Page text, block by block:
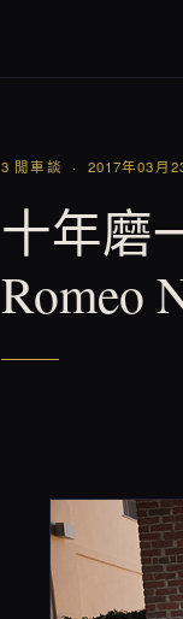
3 閒車談 · 2017年03月
十年磨
Romeo